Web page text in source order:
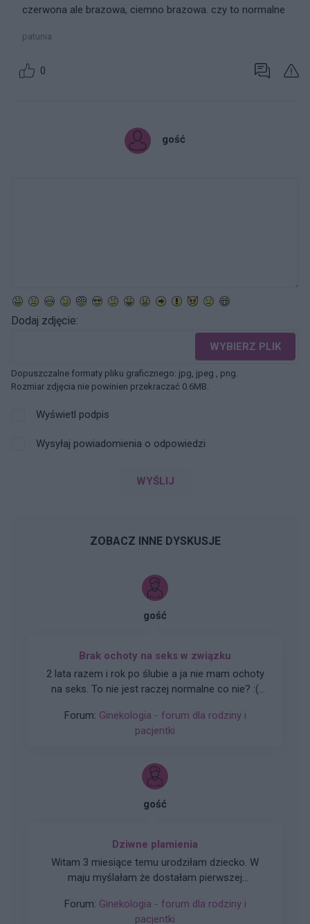
czerwona ale brazowa, ciemno brazowa. czy to normalne
patunia
0
gość
Dodaj zdjęcie:
WYBIERZ PLIK
Dopuszczalne formaty pliku graficznego: jpg, jpeg , png.
Rozmiar zdjęcia nie powinien przekraczać 0.6MB.
Wyświetl podpis
Wysyłaj powiadomienia o odpowiedzi
WYŚLIJ
ZOBACZ INNE DYSKUSJE
gość
Brak ochoty na seks w związku
2 lata razem i rok po ślubie a ja nie mam ochoty
na seks. To nie jest raczej normalne co nie? :(
dla mnie istnieć. Robię to z uwagi na męża.
Udaję orgazm. Rzuciłam tabletki
przestałam brać kilka miesięcy temu tak wiec
wszystko już raczej powinno się uregulować co
Forum: Ginekologia - forum dla rodziny i
pacjentki
gość
Dziwne plamienia
Witam 3 miesiące temu urodziłam dziecko. W
maju myślałam że dostałam pierwszej
typowe jak na okres. Przypominało to bardziej
Forum: Ginekologia - forum dla rodziny i
pacjentki